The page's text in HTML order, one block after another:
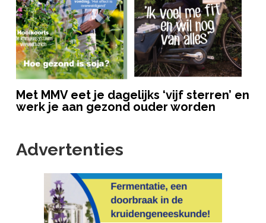
Met MMV eet je dagelijks ‘vijf sterren’ en
werk je aan gezond ouder worden
Advertenties